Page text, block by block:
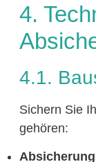
4.
4.1.
Sichern Sie
gehören: